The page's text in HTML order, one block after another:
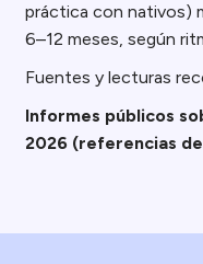
práctica con nativos)
6–12 meses, según
Fuentes y lecturas
Informes públicos
2026 (referencias